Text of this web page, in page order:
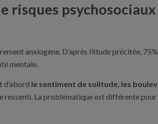
risques
anxiogène. D’après l’étude précitée,
mentale.
d’abord le sentiment de solitude, les
ressenti. La problématique est différente